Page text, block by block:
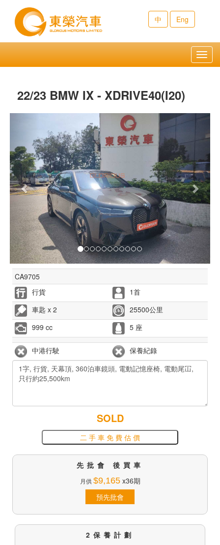
中 Eng
22/23 BMW IX - XDRIVE40(I20)
Next
CA9705
行貨
1首
車匙 x 2
25500公里
999 cc
5 座
中港行駛 保養紀錄
SOLD
二 手 車 免 費 估 價
先批會 後買車
月供$9,165x36期
預先批會
2保養計劃